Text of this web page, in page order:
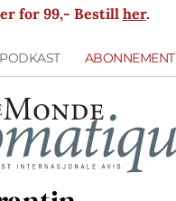
for 99,- Bestillher.
PODKAST ABONNEMENT